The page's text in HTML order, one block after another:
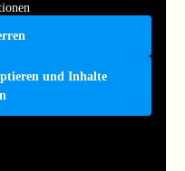
und Inhalte